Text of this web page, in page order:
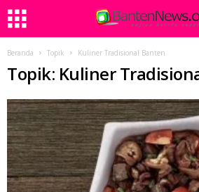
Beranda Topik Kuliner Tradisional Banten
Topik: Kuliner